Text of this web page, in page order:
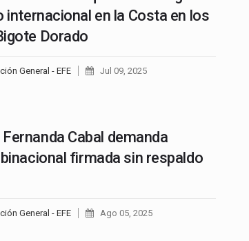
en la Costa en los
Dorado
General - EFE Jul 09, 2025
Cabal demanda
firmada sin respaldo
General - EFE Ago 05, 2025